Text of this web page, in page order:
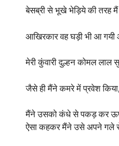
बेसब्री से भूखे भेड़िये की तरह मैं
आखिरकार वह घड़ी भी आ
मेरी कुंवारी दुल्हन कोमल
जैसे ही मैंने कमरे में प्रवेश
मैंने उसको कंधे से पकड़ कर ऊपर
ऐसा कहकर मैंने उसे अपने गले से